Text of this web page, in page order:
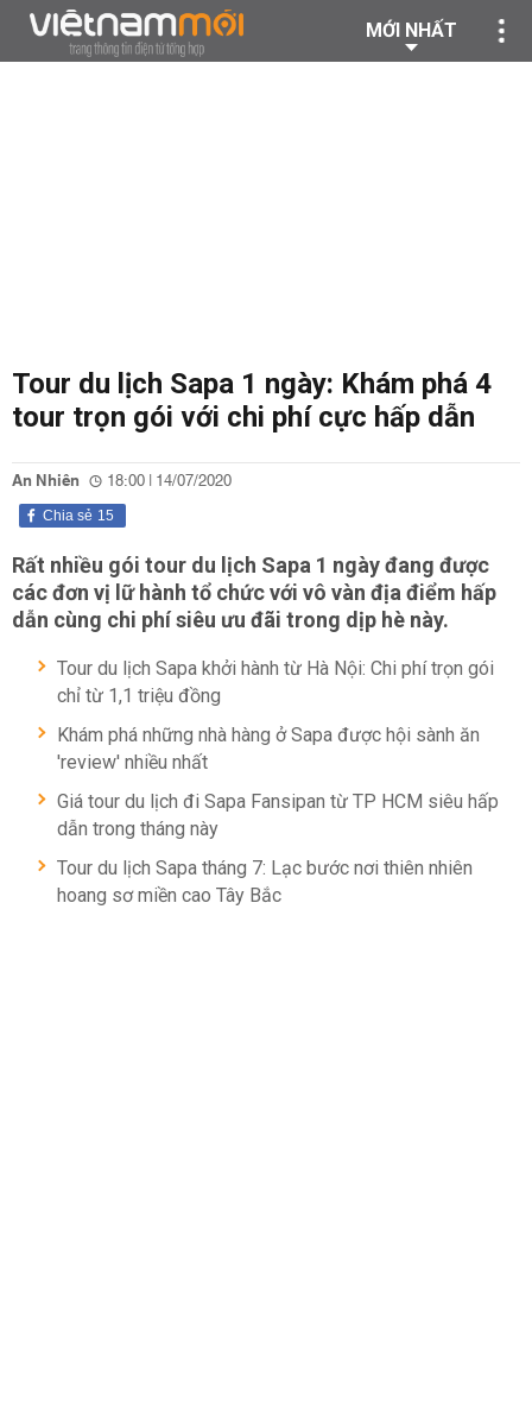
MỚI NHẤT
Tour du lịch Sapa 1 ngày: Khám phá 4
tour trọn gói với chi phí cực hấp dẫn
An Nhiên 18:00 | 14/07/2020
15
Chia sẻ
Rất nhiều gói tour du lịch Sapa 1 ngày đang được
các đơn vị lữ hành tổ chức với vô vàn địa điểm hấp
dẫn cùng chi phí siêu ưu đãi trong dịp hè này.
Tour du lịch Sapa khởi hành từ Hà Nội: Chi phí trọn gói
chỉ từ 1,1 triệu đồng
Khám phá những nhà hàng ở Sapa được hội sành ăn
'review' nhiều nhất
Giá tour du lịch đi Sapa Fansipan từ TP HCM siêu hấp
dẫn trong tháng này
Tour du lịch Sapa tháng 7: Lạc bước nơi thiên nhiên
hoang sơ miền cao Tây Bắc